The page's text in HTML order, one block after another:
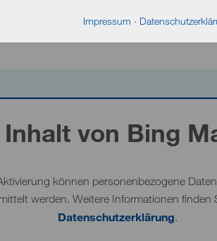
Impressum ·
Inhalt von Bing
können personenbezogene
werden. Weitere Informationen finden
Datenschutzerklärung.